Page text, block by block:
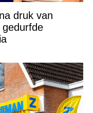
druk van
gedurfde